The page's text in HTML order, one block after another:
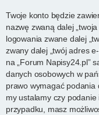
Twoje konto będzie
nazwę zwaną dalej
logowania zwane dalej
zwany dalej „twój adres
na „Forum Napisy24.pl”
danych osobowych w
prawo wymagać podania
my ustalamy czy
przypadku, masz